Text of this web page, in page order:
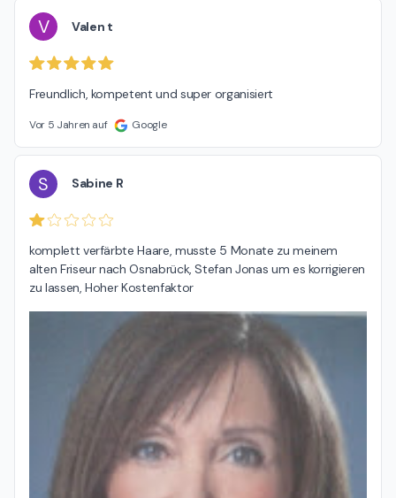
V Valen t
Freundlich, kompetent und super organisiert
Vor 5 Jahren auf Google
S Sabine R
komplett verfärbte Haare, musste 5 Monate zu meinem
alten Friseur nach Osnabrück, Stefan Jonas um es korrigieren
zu lassen, Hoher Kostenfaktor